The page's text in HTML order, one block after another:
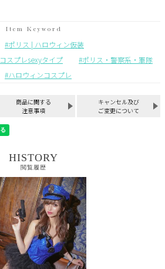
ポリス | ハロウィン仮装
コスプレsexyタイプ
ポリス・警察系・軍隊
ハロウィンコスプレ
商品に関する
注意事項
キャンセル及び
ご変更について
HISTORY
閲覧履歴